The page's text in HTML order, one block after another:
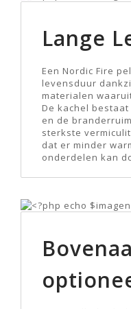
Lange
Een Nordic Fire
levensduur
materialen
De kachel
en de
sterkste
dat er minder
onderdelen kan